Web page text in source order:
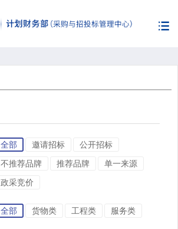
全部 邀请招标
公开招标
不推荐品牌
推荐品牌
单一来源
政采竞价
全部 货物类 工程类 服务类